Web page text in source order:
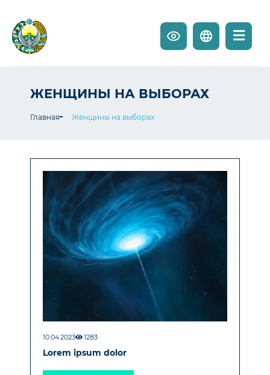
ЖЕНЩИНЫ НА ВЫБОРАХ
Главная Женщины на выборах
10.04.2023 1283
Lorem ipsum dolor